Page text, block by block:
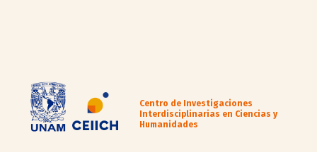
Centro de Investigaciones
Interdisciplinarias en Ciencias y
Humanidades